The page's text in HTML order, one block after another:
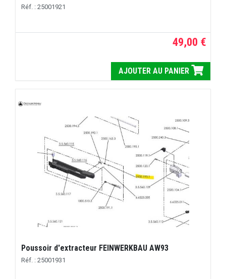
Réf. : 25001921
49,00 €
AJOUTER AU PANIER
Poussoir d'extracteur FEINWERKBAU AW93
Réf. : 25001931